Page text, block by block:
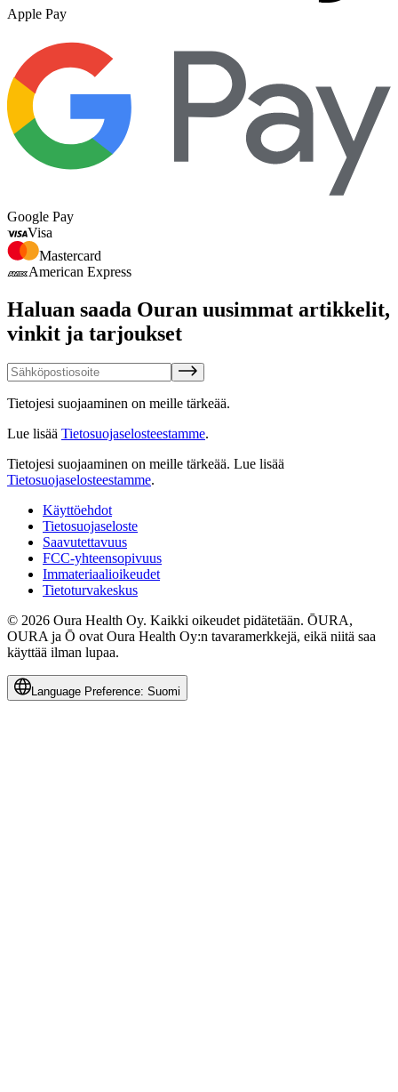
Apple Pay
Google Pay
Visa
Mastercard
American Express
Haluan saada Ouran uusimmat artikkelit,
vinkit ja tarjoukset
Tietojesi suojaaminen on meille tärkeää.
Lue lisää Tietosuojaselosteestamme.
Tietojesi suojaaminen on meille tärkeää. Lue lisää
Tietosuojaselosteestamme.
Käyttöehdot
Tietosuojaseloste
Saavutettavuus
FCC-yhteensopivuus
Immateriaalioikeudet
Tietoturvakeskus
© 2026 Oura Health Oy. Kaikki oikeudet pidätetään. ŌURA,
OURA ja Ō ovat Oura Health Oy:n tavaramerkkejä, eikä niitä saa
käyttää ilman lupaa.
Language Preference: Suomi